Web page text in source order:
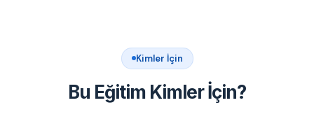
Kimler İçin
Bu Eğitim Kimler İçin?